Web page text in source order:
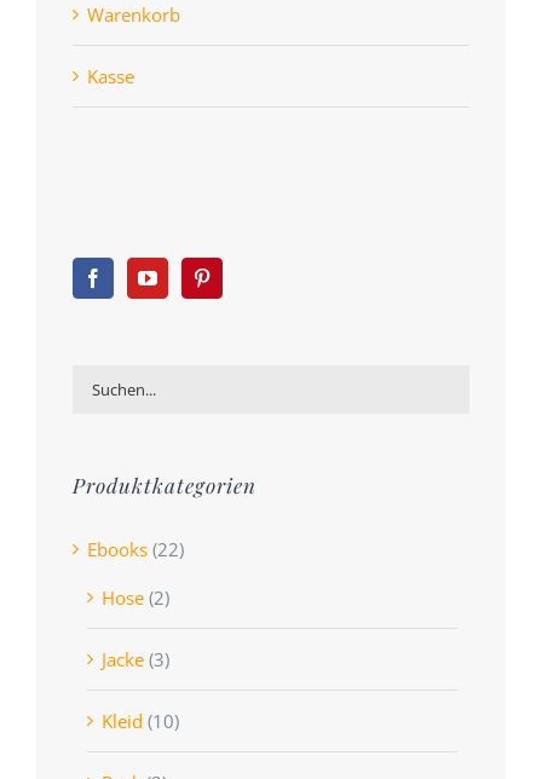
Warenkorb
Kasse
Produktkategorien
Ebooks (22)
Hose (2)
Jacke (3)
Kleid (10)